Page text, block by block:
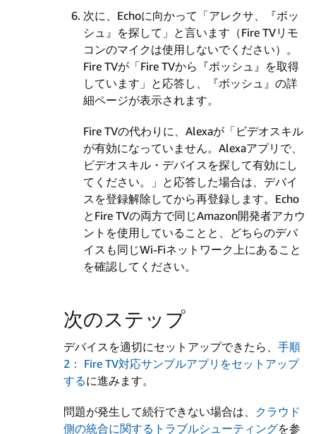
次に、Echoに向かって「アレクサ、『ボッ
シュ』を探して」と言います（Fire TVリモ
コンのマイクは使用しないでください）。
Fire TVが「Fire TVから『ボッシュ』を取得
しています」と応答し、『ボッシュ』の詳
細ページが表示されます。
Fire TVの代わりに、Alexaが「ビデオスキル
が有効になっていません。Alexaアプリで、
ビデオスキル・デバイスを探して有効にし
てください。」と応答した場合は、デバイ
スを登録解除してから再登録します。Echo
とFire TVの両方で同じAmazon開発者アカウ
ントを使用していることと、どちらのデバ
イスも同じWi-Fiネットワーク上にあること
を確認してください。
次のステップ
デバイスを適切にセットアップできたら、 手順
2： Fire TV対応サンプルアプリをセットアップ
するに進みます。
問題が発生して続行できない場合は、 クラウド
側の統合に関するトラブルシューティングを参